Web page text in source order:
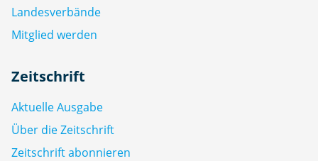
Landesverbände
Mitglied werden
Zeitschrift
Aktuelle Ausgabe
Über die Zeitschrift
Zeitschrift abonnieren